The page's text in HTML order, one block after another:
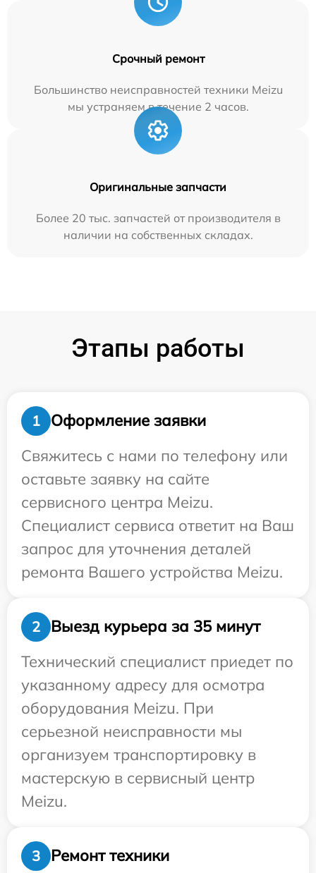
Срочный ремонт
Большинство неисправностей техники Meizu
мы устраняем в течение 2 часов.
Оригинальные запчасти
Более 20 тыс. запчастей от производителя в
наличии на собственных складах.
Этапы работы
1
Оформление заявки
Свяжитесь с нами по телефону или
оставьте заявку на сайте
сервисного центра Meizu.
Специалист сервиса ответит на Ваш
запрос для уточнения деталей
ремонта Вашего устройства Meizu.
2
Выезд курьера за 35 минут
Технический специалист приедет по
указанному адресу для осмотра
оборудования Meizu. При
серьезной неисправности мы
организуем транспортировку в
мастерскую в сервисный центр
Meizu.
3 Ремонт техники